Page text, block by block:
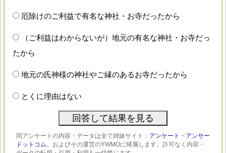
厄除けのご利益で有名な神社・お寺だったから
（ご利益はわからないが）地元の有名な神社・お寺だっ
たから
地元の氏神様の神社やご縁のあるお寺だったから
とくに理由はない
同アンケートの内容・データは全て姉妹サイト： アンケート・アンサー
ドットコム、 およびその運営のYWMOに帰属します。許可なく内容・